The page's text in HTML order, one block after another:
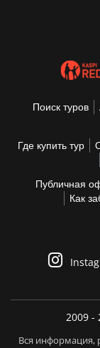
Поиск туров
Где купить тур
Публичная
Как
2009 -
Вся информация,